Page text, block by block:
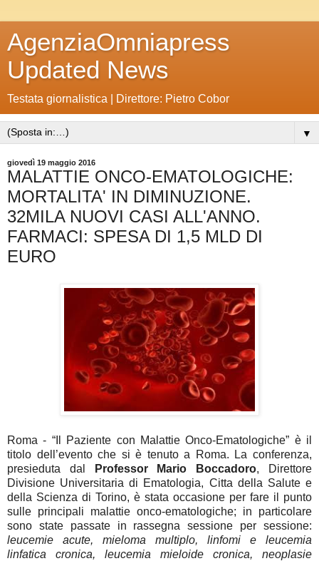
AgenziaOmniapress
Updated News
Testata giornalistica | Direttore: Pietro Cobor
▼
giovedì 19 maggio 2016
MALATTIE ONCO-EMATOLOGICHE:
MORTALITA' IN DIMINUZIONE.
32MILA NUOVI CASI ALL'ANNO.
FARMACI: SPESA DI 1,5 MLD DI
EURO
Roma - “Il Paziente con Malattie Onco-Ematologiche” è il
titolo dell’evento che si è tenuto a Roma. La conferenza,
presieduta dal
Professor Mario Boccadoro, Direttore
Divisione Universitaria di Ematologia, Citta della Salute e
della Scienza di Torino, è stata occasione per fare il punto
sulle principali malattie onco-ematologiche; in particolare
sono state passate in rassegna sessione per sessione:
leucemie acute, mieloma multiplo, linfomi e leucemia
linfatica cronica, leucemia mieloide cronica, neoplasie